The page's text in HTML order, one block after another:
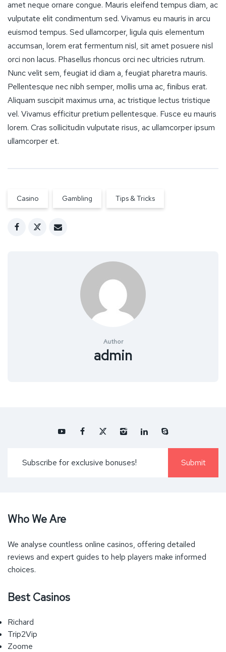
amet neque ornare congue. Mauris eleifend tempus diam, ac
vulputate elit condimentum sed. Vivamus eu mauris in arcu
euismod tempus. Sed ullamcorper, ligula quis elementum
accumsan, lorem erat fermentum nisl, sit amet posuere nisl
orci non lacus. Phasellus rhoncus orci nec ultricies rutrum.
Nunc velit sem, feugiat id diam a, feugiat pharetra mauris.
Pellentesque nec nibh semper, mollis urna ac, finibus erat.
Aliquam suscipit maximus urna, ac tristique lectus tristique
vel. Vivamus efficitur pretium pellentesque. Fusce eu mauris
lorem. Cras sollicitudin vulputate risus, ac ullamcorper ipsum
ullamcorper et.
Casino Gambling Tips & Tricks
Author
admin
Who We Are
We analyse countless online casinos, offering detailed
reviews and expert guides to help players make informed
choices.
Best Casinos
Richard
Trip2Vip
Zoome